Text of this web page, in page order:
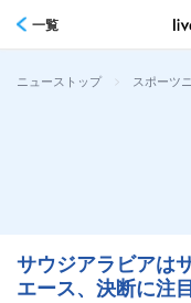
一覧
ニューストップ > スポーツ
サウジアラビアは
エース、決断に注